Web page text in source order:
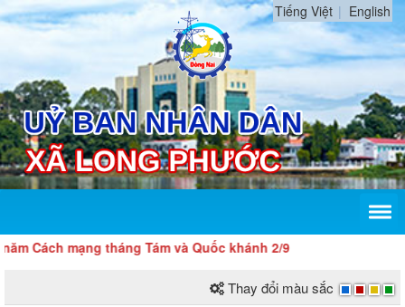
Tiếng Việt English
mạng tháng Tám và Quốc khánh 2/9
Thay đổi màu sắc